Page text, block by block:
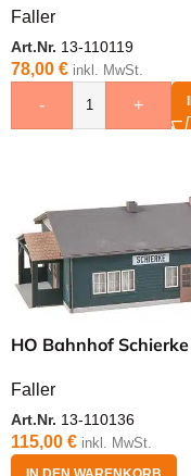
Faller
Art.Nr. 13-110119
78,00 € inkl. MwSt.
- +
HO Bahnhof Schierke
Faller
Art.Nr. 13-110136
115,00 € inkl. MwSt.